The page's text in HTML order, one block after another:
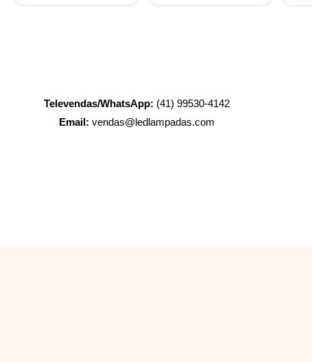
Televendas/WhatsApp: (41) 99530-4142
Email: vendas@ledlampadas.com